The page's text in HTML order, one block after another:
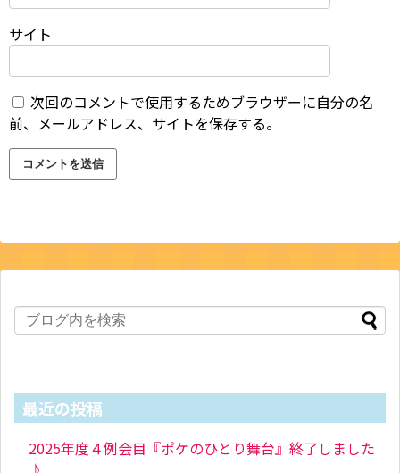
サイト
次回のコメントで使用するためブラウザーに自分の名
前、メールアドレス、サイトを保存する。
最近の投稿
2025年度４例会目『ポケのひとり舞台』終了しました